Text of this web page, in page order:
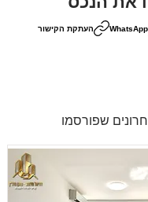
WhatsApp העתקת הקישור
שפורסמו